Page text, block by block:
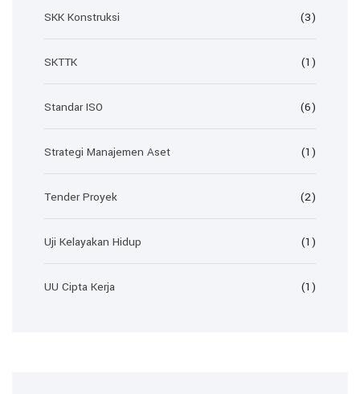
SKK Konstruksi (3)
SKTTK (1)
Standar ISO (6)
Strategi Manajemen Aset (1)
Tender Proyek (2)
Uji Kelayakan Hidup (1)
UU Cipta Kerja (1)